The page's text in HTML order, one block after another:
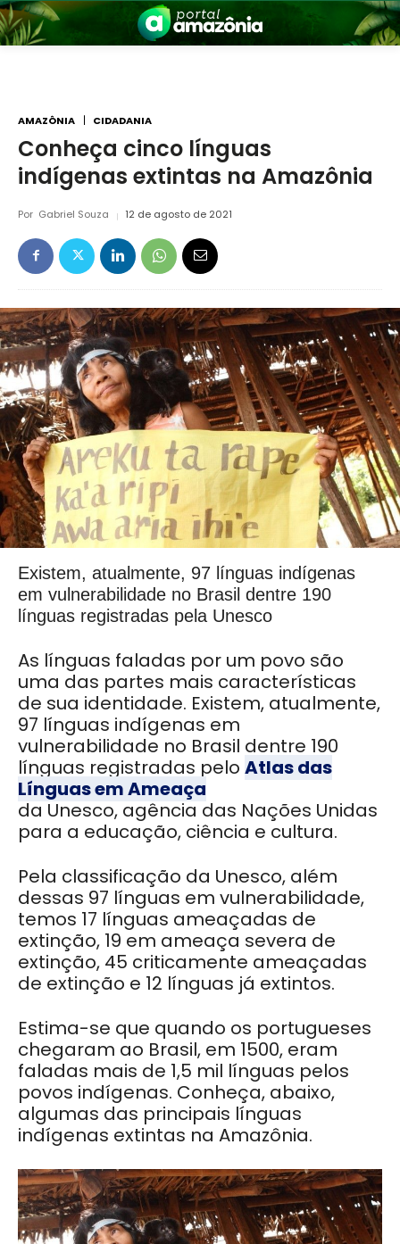
Amazônia
AMAZÔNIA CIDADANIA
Conheça cinco línguas
indígenas extintas na Amazônia
Por Gabriel Souza 12 de agosto de 2021
Existem, atualmente, 97 línguas indígenas
em vulnerabilidade no Brasil dentre 190
línguas registradas pela Unesco
As línguas faladas por um povo são
uma das partes mais características
de sua identidade. Existem, atualmente,
97 línguas indígenas em
vulnerabilidade no Brasil dentre 190
línguas registradas pelo Atlas das
Línguas em Ameaça
da Unesco, agência das Nações Unidas
para a educação, ciência e cultura.
Pela classificação da Unesco, além
dessas 97 línguas em vulnerabilidade,
temos 17 línguas ameaçadas de
extinção, 19 em ameaça severa de
extinção, 45 criticamente ameaçadas
de extinção e 12 línguas já extintos.
Estima-se que quando os portugueses
chegaram ao Brasil, em 1500, eram
faladas mais de 1,5 mil línguas pelos
povos indígenas. Conheça, abaixo,
algumas das principais línguas
indígenas extintas na Amazônia.